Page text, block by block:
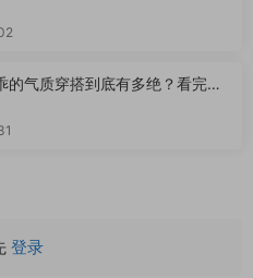
的气质穿搭到底有多绝？看完想
登录